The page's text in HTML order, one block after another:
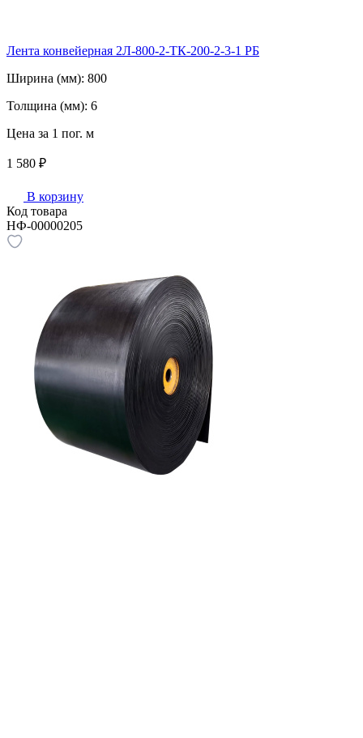
Лента конвейерная 2Л-800-2-ТК-200-2-3-1 РБ
Ширина (мм): 800
Толщина (мм): 6
Цена за 1 пог. м
1 580 ₽
В корзину
Код товара
НФ-00000205